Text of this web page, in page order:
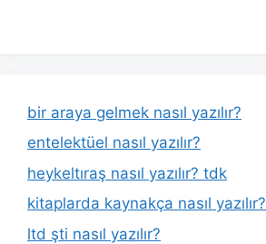
bir araya gelmek nasıl yazılır?
entelektüel nasıl yazılır?
heykeltıraş nasıl yazılır? tdk
kitaplarda kaynakça nasıl yazılır?
ltd şti nasıl yazılır?